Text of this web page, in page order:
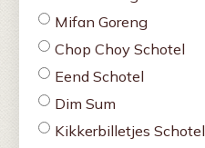
Mifan Goreng
Chop Choy Schotel
Eend Schotel
Dim Sum
Kikkerbilletjes Schotel